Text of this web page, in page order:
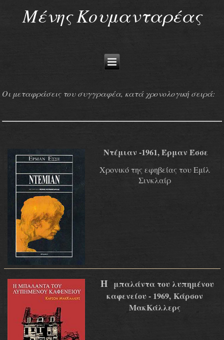
Μένης Κουμανταρέας
Οι μεταφράσεις του συγγραφέα, κατά χρονολογική σειρά:
Ντέμιαν -1961, Έρμαν Έσσε
Χρονικό της εφηβείας του Εμίλ
Σινκλαίρ
Η μπαλάντα του λυπημένου
καφενείου - 1969, Κάρσον
ΜακΚάλλερς